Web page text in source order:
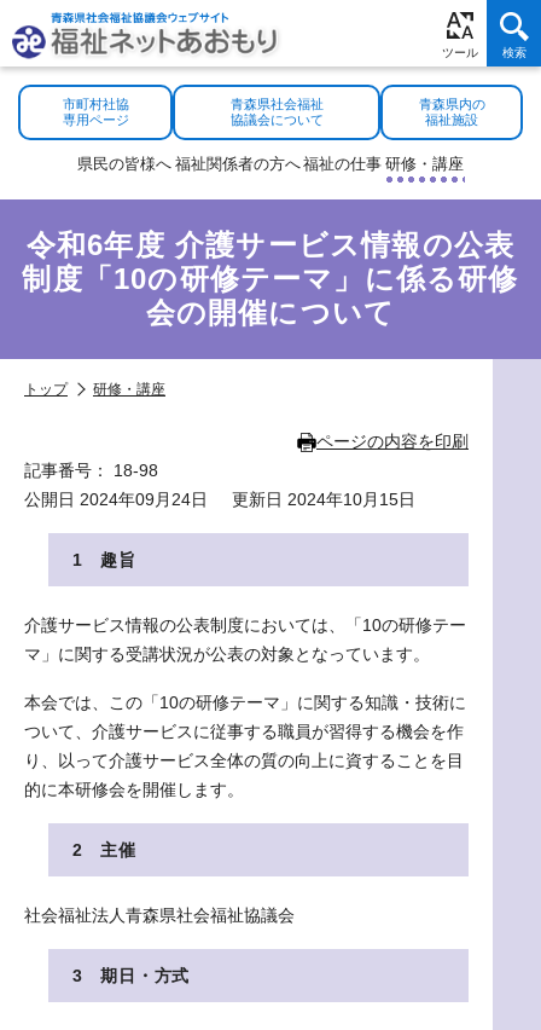
市町村社協
専用ページ
青森県社会福祉
協議会について
青森県内の
福祉施設
県民の皆様へ 福祉関係者の方へ福祉の仕事 研修・ 講座
令和6年度 介護サービス情報の公表
制度「10の研修テーマ」に係る研修
会の開催について
トップ 研修・講座
ページの内容を印刷
記事番号： 18-98
公開日 2024年09月24日
更新日 2024年10月15日
1 趣旨
介護サービス情報の公表制度においては、「10の研修テー
マ」に関する受講状況が公表の対象となっています。
本会では、この「10の研修テーマ」に関する知識・技術に
ついて、介護サービスに従事する職員が習得する機会を作
り、以って介護サービス全体の質の向上に資することを目
的に本研修会を開催します。
2 主催
社会福祉法人青森県社会福祉協議会
3 期日・方式